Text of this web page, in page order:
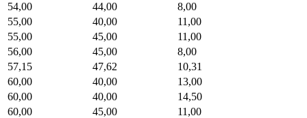
54,00
44,00
8,00
55,00
40,00
11,00
55,00
45,00
11,00
56,00
45,00
8,00
57,15
47,62
10,31
60,00
40,00
13,00
60,00
40,00
14,50
60,00
45,00
11,00